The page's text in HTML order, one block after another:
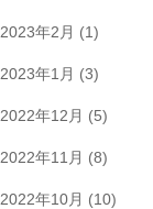
2023年2月 (1)
2023年1月 (3)
2022年12月 (5)
2022年11月 (8)
2022年10月 (10)